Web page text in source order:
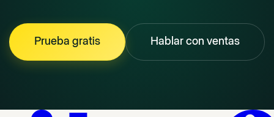
Prueba gratis Hablar con ventas